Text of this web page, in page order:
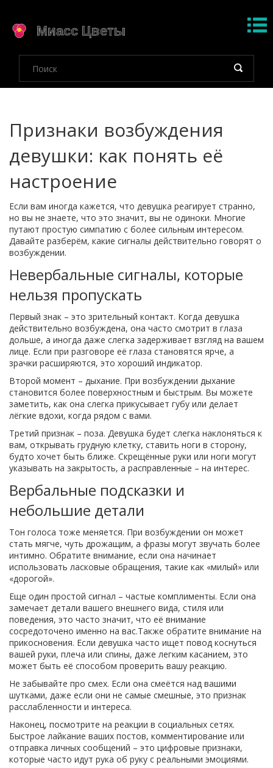
Признаки возбуждения
девушки: как понять её
настроение
Если вам иногда кажется, что девушка реагирует странно,
но вы не знаете, что это значит, вы не одиноки. Многие
путают простую симпатию с более сильным интересом.
Давайте разберём, какие сигналы действительно говорят о
возбуждении.
Невербальные сигналы, которые
нельзя пропускать
Первый знак – это зрительный контакт. Когда девушка
действительно возбуждена, она часто смотрит в глаза
дольше, а иногда даже слегка задерживает взгляд на вашем
лице. Если при разговоре её глаза становятся ярче, а
зрачки расширяются, это хороший индикатор.
Второй момент – дыхание. При возбуждении дыхание
становится более поверхностным и быстрым. Вы можете
заметить, как она слегка прикусывает губу или делает
лёгкие вдохи, когда рядом с вами.
Третий признак – поза. Девушка будет слегка наклоняться к
вам, открывать грудную клетку, ставить ноги в сторону,
будто хочет быть ближе. Скрещённые руки или ноги могут
указывать на закрытость, а расправленные – на интерес.
Вербальные подсказки и
небольшие детали
Тон голоса тоже меняется. При возбуждении он может
стать мягче, чуть дрожащим, а фразы могут звучать более
интимно. Обратите внимание, если она начинает
использовать ласковые обращения, такие как «милый» или
«дорогой».
Еще один простой сигнал – частые комплименты. Если она
замечает детали вашего внешнего вида, стиля или
поведения, это часто значит, что её внимание
сосредоточено именно на вас.Также обратите внимание на
прикосновения. Если девушка часто ищет повод коснуться
вашей руки, плеча или спины, даже легким касанием, это
может быть её способом проверить вашу реакцию.
Не забывайте про смех. Если она смеётся над вашими
шутками, даже если они не самые смешные, это признак
расслабленности и интереса.
Наконец, посмотрите на реакции в социальных сетях.
Быстрое лайкание ваших постов, комментирование или
отправка личных сообщений – это цифровые признаки,
которые часто идут рука об руку с реальными эмоциями.